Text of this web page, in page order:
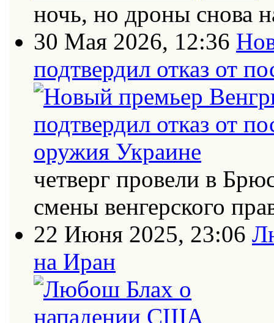
ночь, но дроны снова
30 Мая 2026, 12:36
подтвердил отказ от
четверг провели в
смены венгерского
22 Июня 2025, 23:06
на Иран